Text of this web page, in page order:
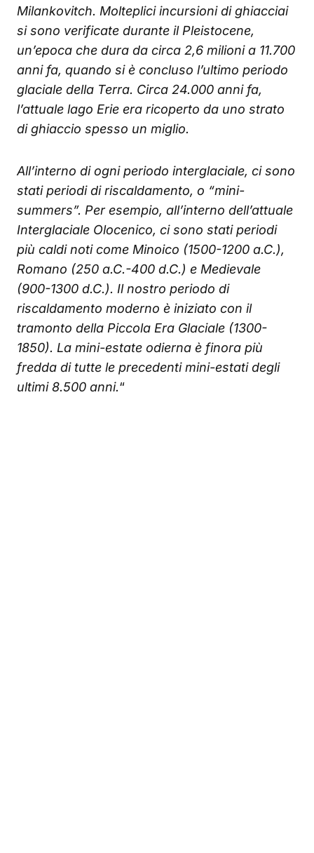
Milankovitch. Molteplici incursioni di ghiacciai
si sono verificate durante il Pleistocene,
un’epoca che dura da circa 2,6 milioni a 11.700
anni fa, quando si è concluso l’ultimo periodo
glaciale della Terra. Circa 24.000 anni fa,
l’attuale lago Erie era ricoperto da uno strato
di ghiaccio spesso un miglio.
All’interno di ogni periodo interglaciale, ci sono
stati periodi di riscaldamento, o “mini-
summers”. Per esempio, all’interno dell’attuale
Interglaciale Olocenico, ci sono stati periodi
più caldi noti come Minoico (1500-1200 a.C.),
Romano (250 a.C.-400 d.C.) e Medievale
(900-1300 d.C.). Il nostro periodo di
riscaldamento moderno è iniziato con il
tramonto della Piccola Era Glaciale (1300-
1850). La mini-estate odierna è finora più
fredda di tutte le precedenti mini-estati degli
ultimi 8.500 anni.“